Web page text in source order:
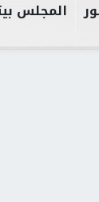
المجلس